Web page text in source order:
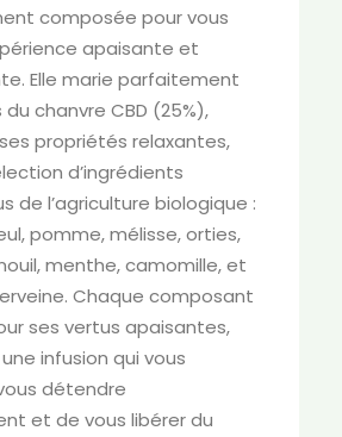
composée pour vous
apaisante et
Elle marie parfaitement
chanvre CBD (25%),
propriétés relaxantes,
d’ingrédients
de l’agriculture biologique :
pomme, mélisse, orties,
menthe, camomille, et
Chaque composant
ses vertus apaisantes,
infusion qui vous
détendre
et de vous libérer du